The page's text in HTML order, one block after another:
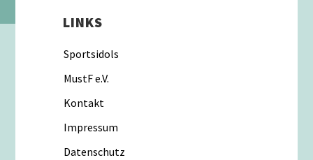
LINKS
Sportsidols
MustF e.V.
Kontakt
Impressum
Datenschutz